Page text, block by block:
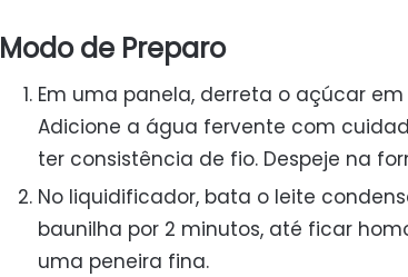
Modo de Preparo
Em uma panela, derreta o açúcar
Adicione a água fervente com
ter consistência de fio. Despeje na
No liquidificador, bata o leite
baunilha por 2 minutos, até ficar
uma peneira fina.